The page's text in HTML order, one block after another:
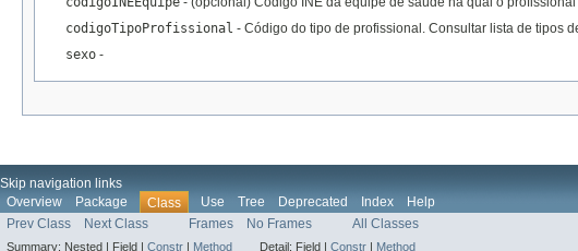
codigoTipoProfissional - Código do tipo de profissional. Consultar lista de tipos
sexo -
Skip navigation links
Overview
Package Class Use Tree Deprecated Index
Help
Prev Class
Next Class Frames No Frames All Classes
Summary: Nested | Field | Constr | Method Detail: Field | Constr | Method